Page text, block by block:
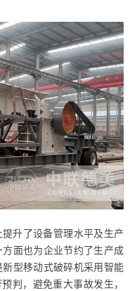
升了设备管理水平及生产
面也为企业节约了生产成
型移动式破碎机采用智能
判，避免重大事故发生，